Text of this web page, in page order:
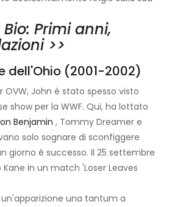
Primi anni,
>>
dell'Ohio (2001-2002)
John è stato spesso visto
show per la WWF. Qui, ha lottato
Benjamin , Tommy Dreamer e
solo sognare di sconfiggere
giorno è successo. Il 25 settembre
in un match 'Loser Leaves
una tantum a